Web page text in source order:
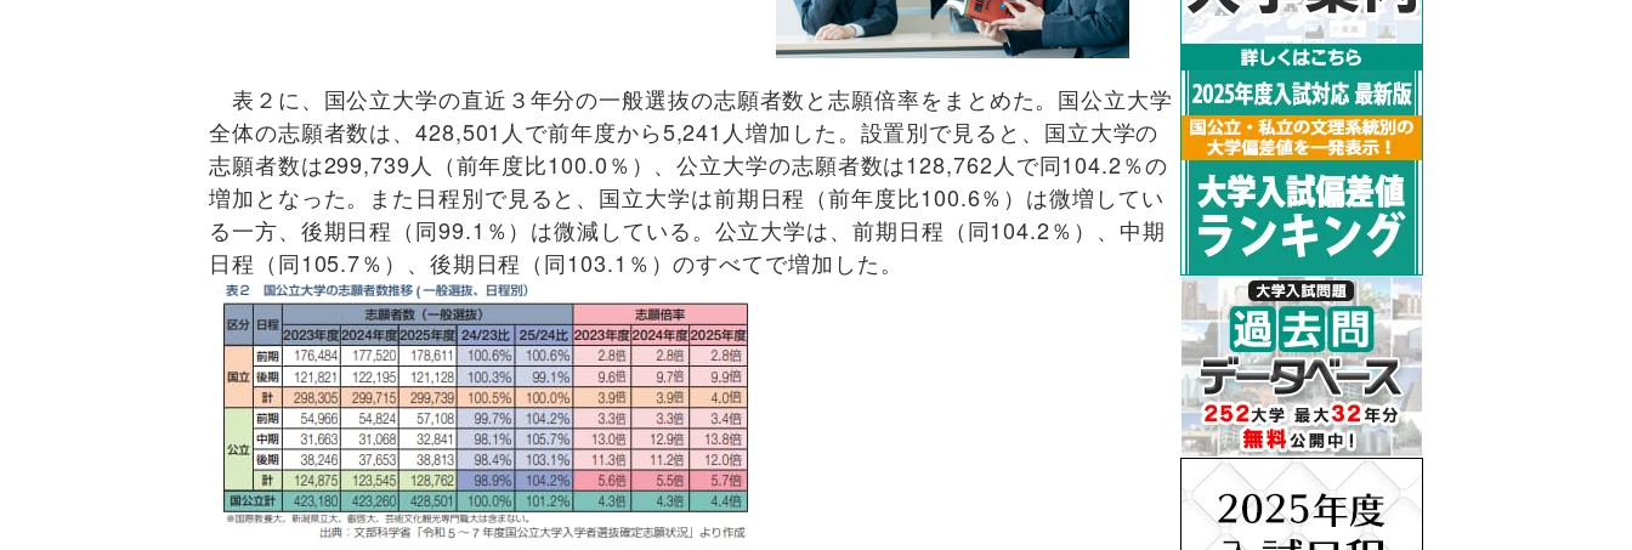
表２に、国公立大学の直近３年分の一般選抜の志願者数と志願倍率をまとめた。国公立大学
全体の志願者数は、428,501人で前年度から5,241人増加した。設置別で見ると、国立大学の
志願者数は299,739人（前年度比100.0％）、公立大学の志願者数は128,762人で同104.2％の
増加となった。また日程別で見ると、国立大学は前期日程（前年度比100.6％）は微増してい
る一方、後期日程（同99.1％）は微減している。公立大学は、前期日程（同104.2％）、中期
日程（同105.7％）、後期日程（同103.1％）のすべてで増加した。